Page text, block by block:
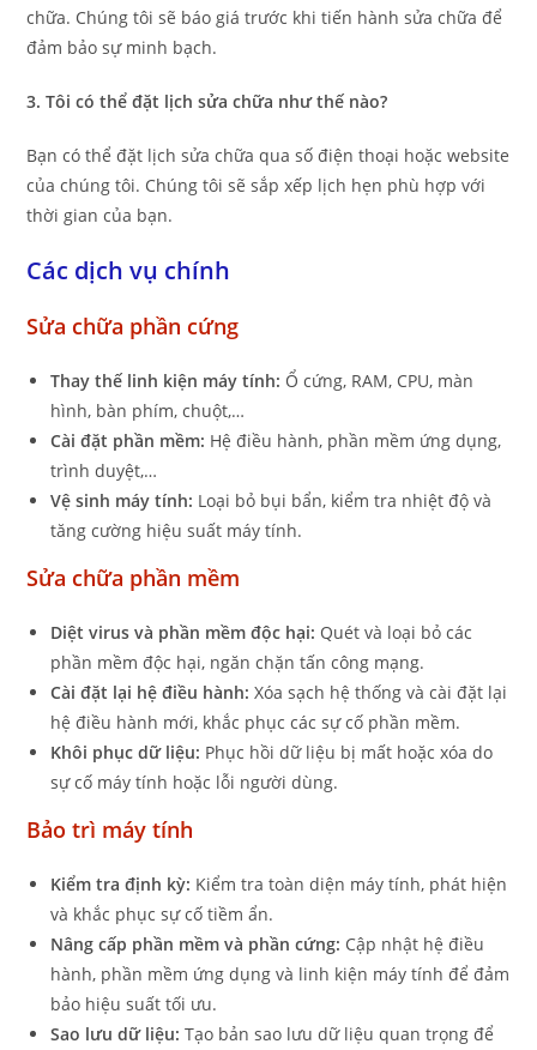
chữa. Chúng tôi sẽ báo giá trước khi tiến hành sửa chữa để
đảm bảo sự minh bạch.
3. Tôi có thể đặt lịch sửa chữa như thế nào?
Bạn có thể đặt lịch sửa chữa qua số điện thoại hoặc website
của chúng tôi. Chúng tôi sẽ sắp xếp lịch hẹn phù hợp với
thời gian của bạn.
Các dịch vụ chính
Sửa chữa phần cứng
Thay thế linh kiện máy tính: Ổ cứng, RAM, CPU, màn
hình, bàn phím, chuột,…
Cài đặt phần mềm: Hệ điều hành, phần mềm ứng dụng,
trình duyệt,…
Vệ sinh máy tính: Loại bỏ bụi bẩn, kiểm tra nhiệt độ và
tăng cường hiệu suất máy tính.
Sửa chữa phần mềm
Diệt virus và phần mềm độc hại: Quét và loại bỏ các
phần mềm độc hại, ngăn chặn tấn công mạng.
Cài đặt lại hệ điều hành: Xóa sạch hệ thống và cài đặt lại
hệ điều hành mới, khắc phục các sự cố phần mềm.
Khôi phục dữ liệu: Phục hồi dữ liệu bị mất hoặc xóa do
sự cố máy tính hoặc lỗi người dùng.
Bảo trì máy tính
Kiểm tra định kỳ: Kiểm tra toàn diện máy tính, phát hiện
và khắc phục sự cố tiềm ẩn.
Nâng cấp phần mềm và phần cứng: Cập nhật hệ điều
hành, phần mềm ứng dụng và linh kiện máy tính để đảm
bảo hiệu suất tối ưu.
Sao lưu dữ liệu: Tạo bản sao lưu dữ liệu quan trọng để